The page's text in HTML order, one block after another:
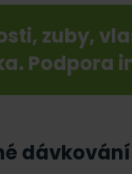
zuby,
Podpora
dávkování